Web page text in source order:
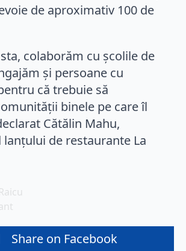
de aproximativ 100 de
colaborăm cu școlile de
și persoane cu
că trebuie să
binele pe care îl
Cătălin Mahu,
de restaurante La
Share on Facebook